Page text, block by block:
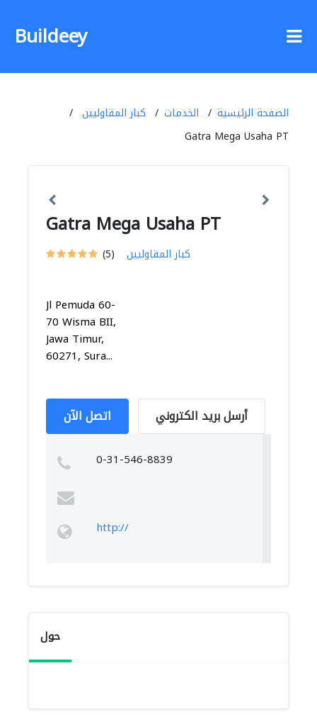
Buildeey
الصفحة الرئيسية الخدمات
كبار المقاوليين
Gatra Mega Usaha PT
Gatra Mega Usaha PT
(5) كبار المقاوليين
Jl Pemuda 60-
70 Wisma BII,
Jawa Timur,
60271, Sura...
اتصل الآن أرسل بريد الكتروني
0-31-546-8839
http://
حول